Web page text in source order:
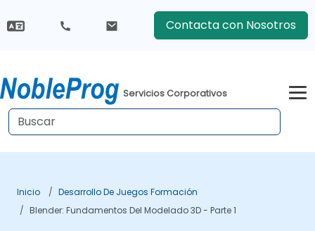
Contacta con Nosotros
Servicios Corporativos
Inicio
Desarrollo De Juegos Formación
Blender: Fundamentos Del Modelado 3D - Parte 1